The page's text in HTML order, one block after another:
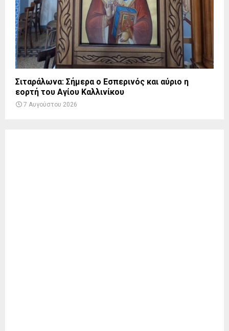
Σιταράλωνα: Σήμερα ο Εσπερινός και αύριο η
εορτή του Αγίου Καλλινίκου
7 Αυγούστου 2026